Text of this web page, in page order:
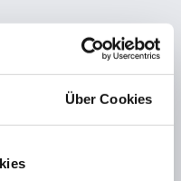
Über Cookies